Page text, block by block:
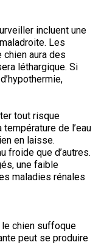
incluent une
Les
aura des
léthargique. Si
tout risque
de l’eau
en laisse.
froide que d’autres.
une faible
maladies rénales
chien suffoque
peut se produire